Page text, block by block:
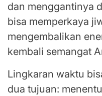
dan menggantinya
bisa memperkaya
mengembalikan
kembali semangat
Lingkaran waktu
dua tujuan: